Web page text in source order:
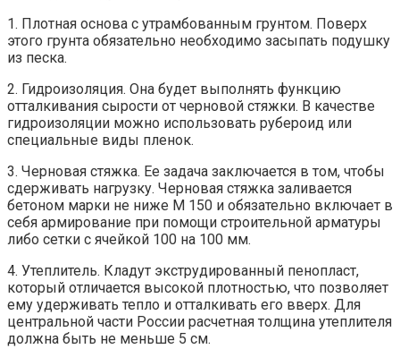
1. Плотная основа с утрамбованным грунтом. Поверх
этого грунта обязательно необходимо засыпать подушку
из песка.
2. Гидроизоляция. Она будет выполнять функцию
отталкивания сырости от черновой стяжки. В качестве
гидроизоляции можно использовать рубероид или
специальные виды пленок.
3. Черновая стяжка. Ее задача заключается в том, чтобы
сдерживать нагрузку. Черновая стяжка заливается
бетоном марки не ниже М 150 и обязательно включает в
себя армирование при помощи строительной арматуры
либо сетки с ячейкой 100 на 100 мм.
4. Утеплитель. Кладут экструдированный пенопласт,
который отличается высокой плотностью, что позволяет
ему удерживать тепло и отталкивать его вверх. Для
центральной части России расчетная толщина утеплителя
должна быть не меньше 5 см.